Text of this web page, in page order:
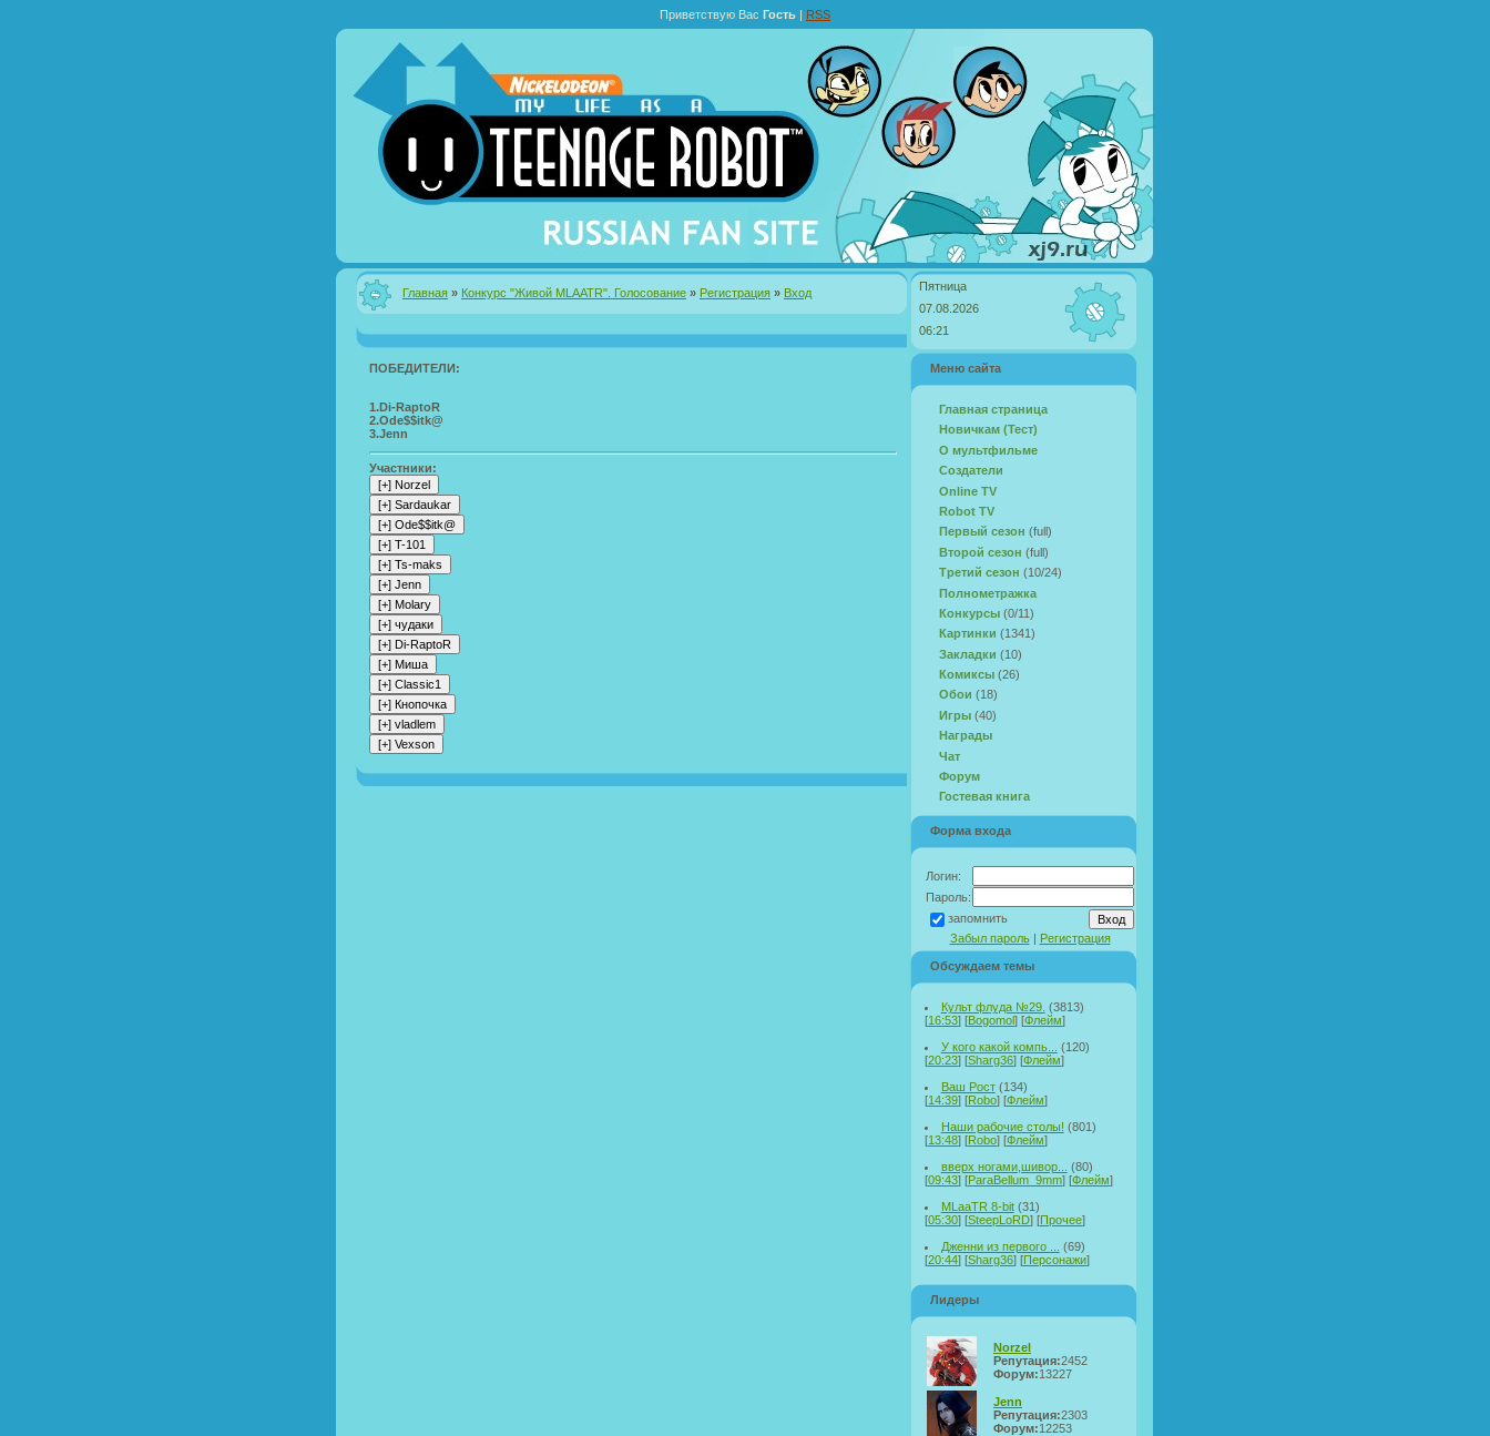
Приветствую Вас Гость | RSS
Главная » Конкурс "Живой MLAATR". Голосование » Регистрация » Вход
Пятница
07.08.2026
06:21
ПОБЕДИТЕЛИ:
1.Di-RaptoR
2.Ode$$itk@
3.Jenn
Участники:
Меню сайта
Главная страница
Новичкам (Тест)
О мультфильме
Создатели
Online TV
Robot TV
Первый сезон (full)
Второй сезон (full)
Третий сезон (10/24)
Полнометражка
Конкурсы (0/11)
Картинки (1341)
Закладки (10)
Комиксы (26)
Обои (18)
Игры (40)
Награды
Чат
Форум
Гостевая книга
Форма входа
Логин:
Пароль:
запомнить
Забыл пароль| Регистрация
Обсуждаем темы
Культ флуда №29. (3813)
[16:53] [Bogomol] [Флейм]
У кого какой компь...
(120)
[20:23] [Sharg36] [Флейм]
Ваш Рост (134)
[14:39] [Robo] [Флейм]
Наши рабочие столы! (801)
[13:48] [Robo] [Флейм]
вверх ногами,шивор...
(80)
[09:43] [ParaBellum_9mm] [Флейм]
MLaaTR 8-bit (31)
[05:30] [SteepLoRD] [Прочее]
Дженни из первого ...
(69)
[20:44] [Sharg36] [Персонажи]
Лидеры
Norzel
Репутация:2452
Форум:13227
Jenn
Репутация:2303
Форум:12253